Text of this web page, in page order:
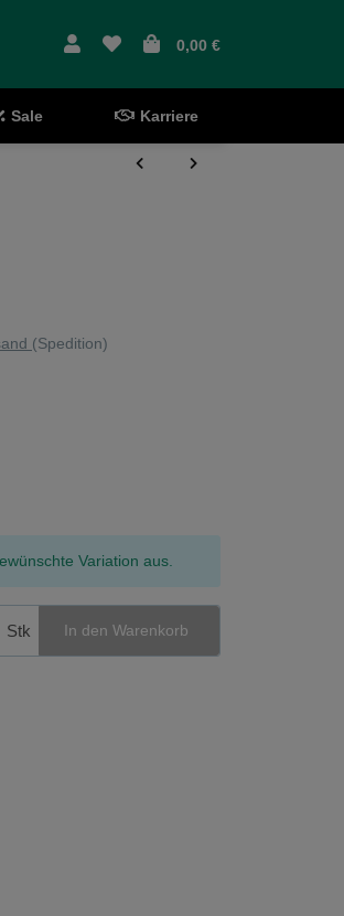
0,00 €
Sale Karriere
(Spedition)
Variation aus.
Stk In den Warenkorb